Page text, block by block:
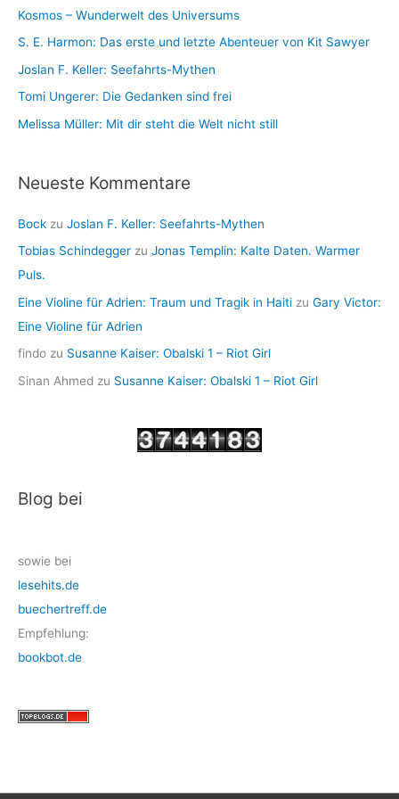
v
Kosmos – Wunderwelt des Universums
S. E. Harmon: Das erste und letzte Abenteuer von Kit Sawyer
Joslan F. Keller: Seefahrts-Mythen
Tomi Ungerer: Die Gedanken sind frei
Melissa Müller: Mit dir steht die Welt nicht still
Neueste Kommentare
Bock zu Joslan F. Keller: Seefahrts-Mythen
Tobias Schindegger zu Jonas Templin: Kalte Daten. Warmer
Puls.
Eine Violine für Adrien: Traum und Tragik in Haiti zu Gary Victor:
Eine Violine für Adrien
findo zu Susanne Kaiser: Obalski 1 – Riot Girl
Sinan Ahmed zu Susanne Kaiser: Obalski 1 – Riot Girl
Blog bei
sowie bei
lesehits.de
buechertreff.de
Empfehlung:
bookbot.de